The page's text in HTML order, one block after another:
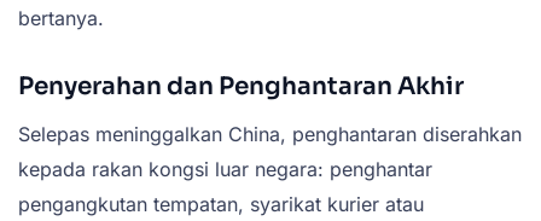
bertanya.
Penyerahan dan Penghantaran Akhir
Selepas meninggalkan China, penghantaran diserahkan
kepada rakan kongsi luar negara: penghantar
pengangkutan tempatan, syarikat kurier atau